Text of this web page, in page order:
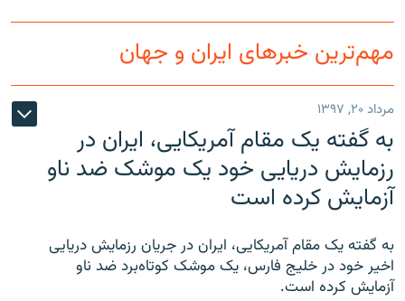
مهم‌ترین خبرهای ایران و جهان
مرداد ۲۰, ۱۳۹۷
به گفته یک مقام آمریکایی، ایران در
رزمایش دریایی خود یک موشک ضد ناو
آزمایش کرده است
به گفته یک مقام آمریکایی، ایران در جریان رزمایش دریایی
اخیر خود در خلیج فارس، یک موشک کوتاه‌برد ضد ناو
آزمایش کرده است.